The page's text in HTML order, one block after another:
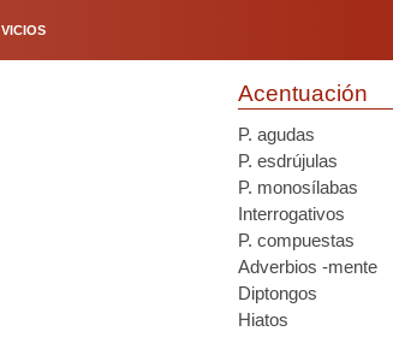
VICIOS
Acentuación
P. agudas
P. esdrújulas
P. monosílabas
Interrogativos
P. compuestas
Adverbios -mente
Diptongos
Hiatos